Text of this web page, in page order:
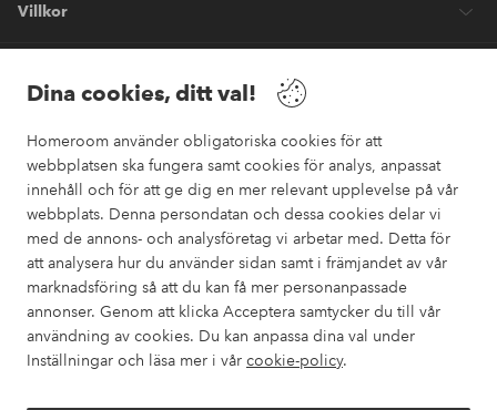
Dina cookies, ditt val!
Homeroom använder obligatoriska cookies för att
webbplatsen ska fungera samt cookies för analys, anpassat
innehåll och för att ge dig en mer relevant upplevelse på vår
webbplats. Denna persondatan och dessa cookies delar vi
med de annons- och analysföretag vi arbetar med. Detta för
att analysera hur du använder sidan samt i främjandet av vår
marknadsföring så att du kan få mer personanpassade
annonser. Genom att klicka Acceptera samtycker du till vår
användning av cookies. Du kan anpassa dina val under
Inställningar och läsa mer i vår cookie-policy.
Villkor
Säkra betalningar
Vill du veta mer om våra betalalternativ ?
elpy